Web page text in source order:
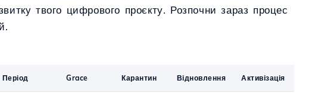
твого цифрового проєкту. Розпочни зараз процес
Період Grace Карантин Відновлення Активізація